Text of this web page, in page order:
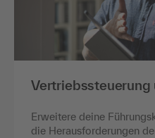
Vertriebssteuerung
Erweitere deine
die Herausforderungen